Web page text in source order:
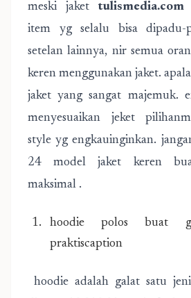
meski jaket tulismedia.com
item yg selalu bisa dipadu-
setelan lainnya, nir semua
keren menggunakan jaket.
jaket yang sangat majemuk.
menyesuaikan jeket
style yg engkauinginkan.
24 model jaket keren
maksimal .
hoodie polos buat
praktiscaption
hoodie adalah galat satu